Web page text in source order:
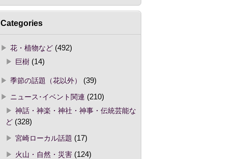
Categories
花・植物など(492)
巨樹(14)
季節の話題（花以外）
(39)
ニュース･イベント関連 (210)
神話・神楽・神社・神事・伝統芸能な
ど(328)
宮崎ローカル話題 (17)
火山・自然・災害(124)